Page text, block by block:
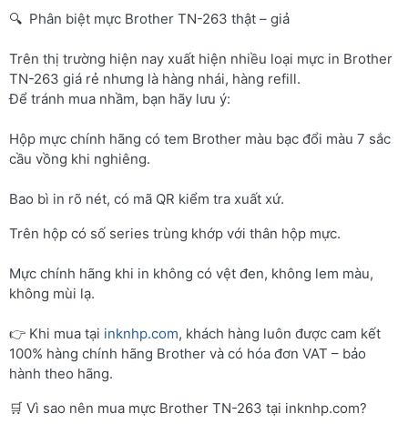
🔍 Phân biệt mực Brother TN-263 thật – giả
Trên thị trường hiện nay xuất hiện nhiều loại mực in Brother
TN-263 giá rẻ nhưng là hàng nhái, hàng refill.
Để tránh mua nhầm, bạn hãy lưu ý:
Hộp mực chính hãng có tem Brother màu bạc đổi màu 7 sắc
cầu vồng khi nghiêng.
Bao bì in rõ nét, có mã QR kiểm tra xuất xứ.
Trên hộp có số series trùng khớp với thân hộp mực.
Mực chính hãng khi in không có vệt đen, không lem màu,
không mùi lạ.
👉 Khi mua tại inknhp.com, khách hàng luôn được cam kết
100% hàng chính hãng Brother và có hóa đơn VAT – bảo
hành theo hãng.
🛒 Vì sao nên mua mực Brother TN-263 tại inknhp.com?